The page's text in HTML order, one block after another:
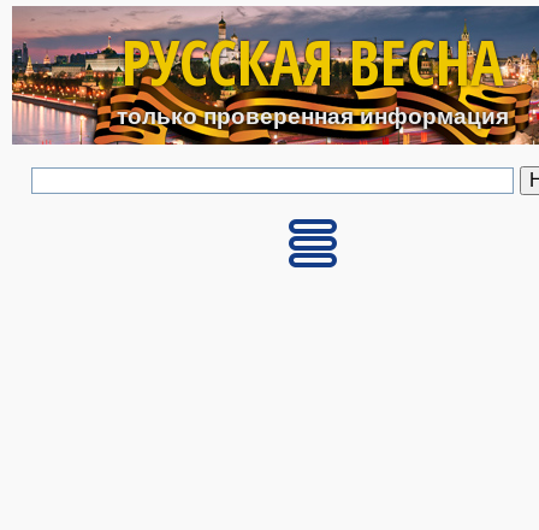
Перейти к основному
РУССКАЯ ВЕСНА
только проверенная информация